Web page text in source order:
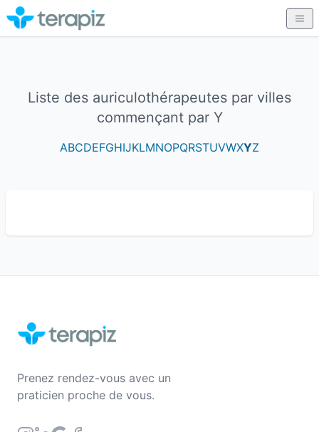
Liste des auriculothérapeutes par villes
commençant par Y
ABCDEFGHIJKLMNOPQRSTUVWXYZ
Prenez rendez-vous avec un
praticien proche de vous.